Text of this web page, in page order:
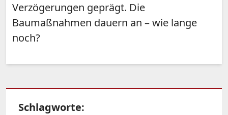
Verzögerungen geprägt. Die
Baumaßnahmen dauern an – wie lange
noch?
Schlagworte: